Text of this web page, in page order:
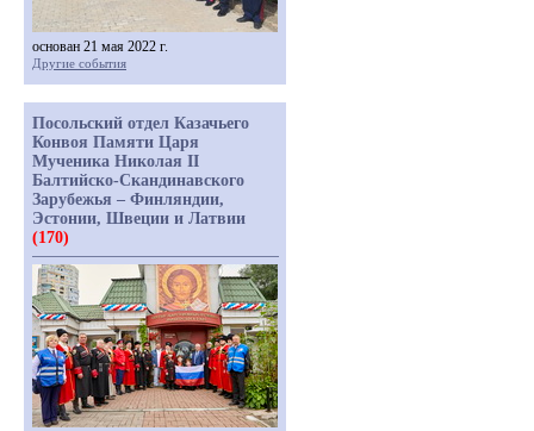
основан 21 мая 2022 г.
Другие события
Посольский отдел Казачьего
Конвоя Памяти Царя
Мученика Николая II
Балтийско-Скандинавского
Зарубежья – Финляндии,
Эстонии, Швеции и Латвии
(170)